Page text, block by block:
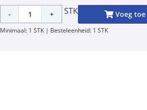
- + STK Voeg toe
Minimaal: 1 STK | Besteleenheid: 1 STK